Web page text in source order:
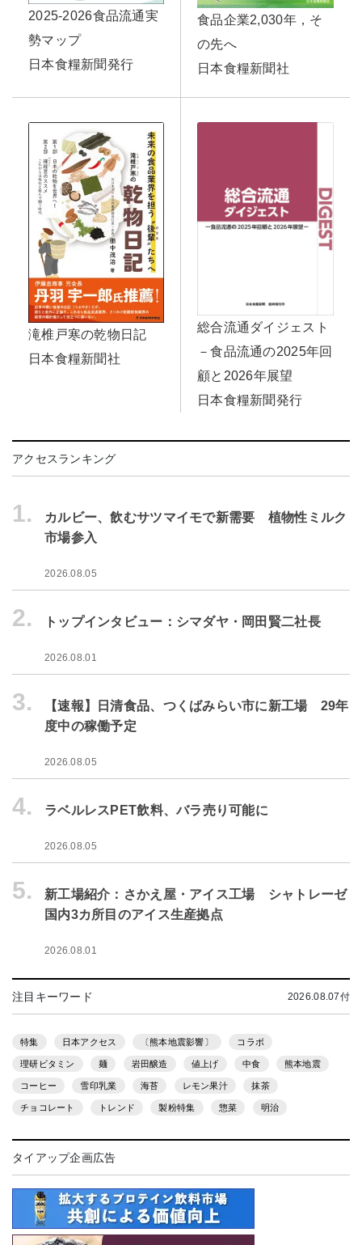
2025-2026食品流通実
勢マップ
日本食糧新聞発行
食品企業2,030年，そ
の先へ
日本食糧新聞社
滝椎戸寒の乾物日記
日本食糧新聞社
総合流通ダイジェスト
－食品流通の2025年回
顧と2026年展望
日本食糧新聞発行
アクセスランキング
1.
カルビー、飲むサツマイモで新需要 植物性ミルク
市場参入
2026.08.05
2. トップインタビュー：シマダヤ・岡田賢二社長
2026.08.01
3.
【速報】日清食品、つくばみらい市に新工場 29年
度中の稼働予定
2026.08.05
4. ラベルレスPET飲料、バラ売り可能に
2026.08.05
5.
新工場紹介：さかえ屋・アイス工場 シャトレーゼ
国内3カ所目のアイス生産拠点
2026.08.01
注目キーワード 2026.08.07付
特集 日本アクセス 〔熊本地震影響〕 コラボ
理研ビタミン 麺 岩田醸造 値上げ 中食 熊本地震
コーヒー 雪印乳業 海苔 レモン果汁 抹茶
チョコレート トレンド 製粉特集 惣菜 明治
タイアップ企画広告